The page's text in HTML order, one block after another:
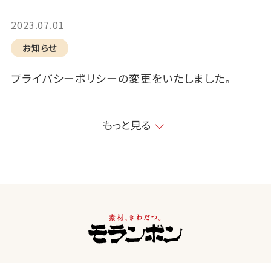
2023.07.01
お知らせ
プライバシーポリシーの変更をいたしました。
もっと見る